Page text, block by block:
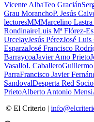
Vicente AlbaTeo Gracián
Grau MoranchoP. Jesús
lectoresMMMarcelino
RondinaireLuis Mª Flórez-
UrcelayJesús PérezJosé Luis
EsparzaJosé Francisco
BarraycoaJavier Amo Prieto
VasalloI. Caballero
ParraFrancisco Javier
SandovalDesperta Red
PrietoAlberto Antonio Mensi
© El Criterio |